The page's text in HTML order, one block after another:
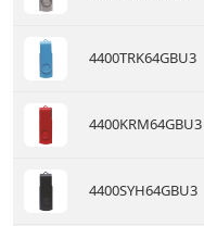
4400TRK64GBU3
4400KRM64GBU3
4400SYH64GBU3